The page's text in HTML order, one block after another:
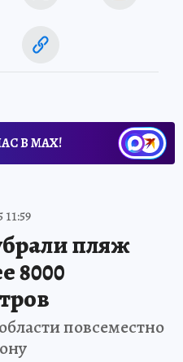
В МАХ!
11:59
пляж
8000
повсеместно